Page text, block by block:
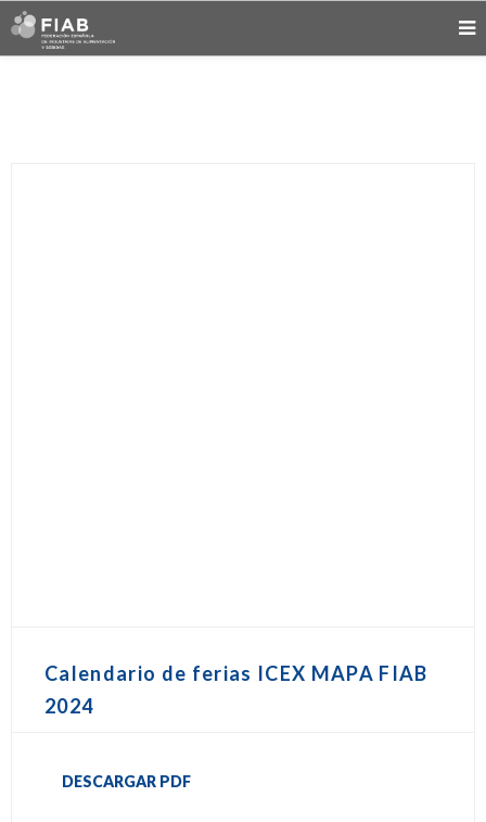
Calendario de ferias ICEX MAPA FIAB
2024
DESCARGAR PDF